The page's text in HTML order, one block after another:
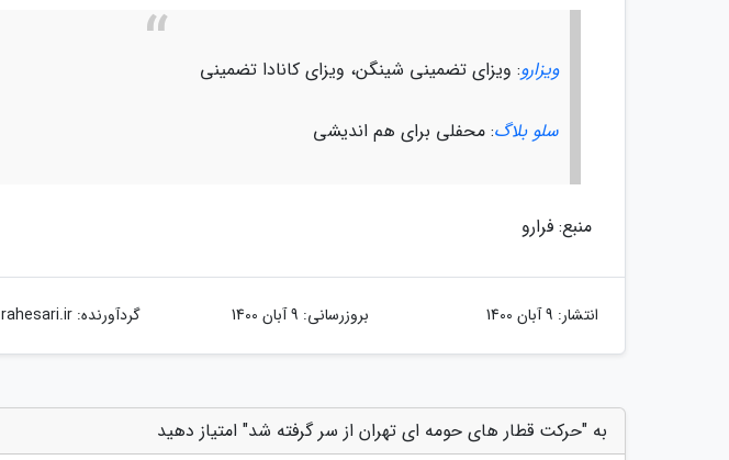
ویزارو: ویزای تضمینی شینگن، ویزای کانادا تضمینی
سلو بلاگ: محفلی برای هم اندیشی
منبع: فرارو
انتشار: 9 آبان 1400 بروزرسانی: 9 آبان 1400 گردآورنده:rahesari.ir
به "حرکت قطار های حومه ای تهران از سر گرفته شد" امتیاز دهید